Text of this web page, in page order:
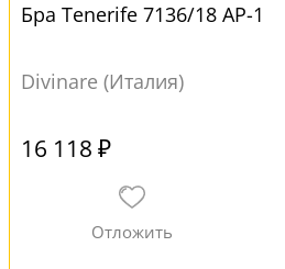
Бра Tenerife 7136/18 AP-1
Divinare (Италия)
16 118 ₽